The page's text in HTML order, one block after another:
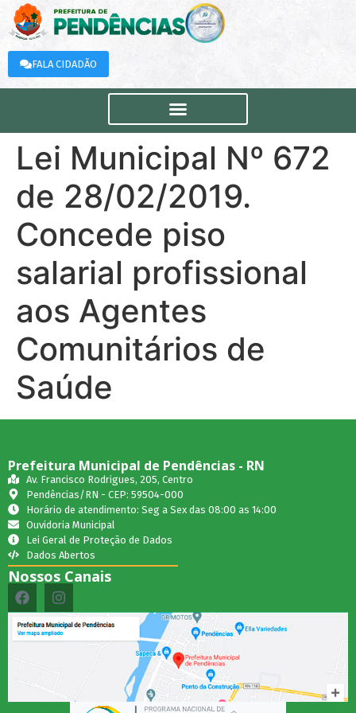
FALA CIDADÃO
Lei Municipal Nº 672
de 28/02/2019.
Concede piso
salarial profissional
aos Agentes
Comunitários de
Saúde
Prefeitura Municipal de Pendências - RN
Av. Francisco Rodrigues, 205, Centro
Pendências/RN - CEP: 59504-000
Horário de atendimento: Seg a Sex das 08:00 as 14:00
Ouvidoria Municipal
Lei Geral de Proteção de Dados
Dados Abertos
Nossos Canais